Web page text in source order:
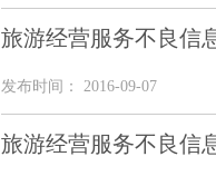
旅游经营服务不良信
发布时间： 2016-09-07
旅游经营服务不良信